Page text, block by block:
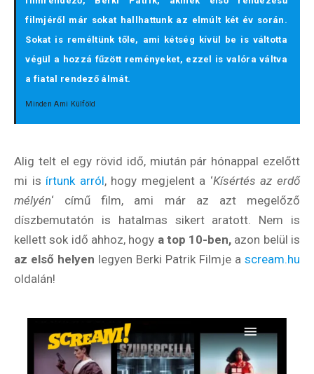
filmjéről már sokat hallhattunk az elmúlt két év során.
Sokat is reméltünk tőle, ami kétség kívül be is váltotta
végül a hozzá fűzött reményeket, ezzel is valóra váltva
a fiatal rendező álmát.
Minden Ami Külföld
Alig telt el egy rövid idő, miután pár hónappal ezelőtt
mi is írtunk arról, hogy megjelent a ‘Kísértés az erdő
mélyén‘ című film, ami már az azt megelőző
díszbemutatón is hatalmas sikert aratott. Nem is
kellett sok idő ahhoz, hogy a top 10-ben, azon belül is
az első helyen legyen Berki Patrik Filmje a scream.hu
oldalán!